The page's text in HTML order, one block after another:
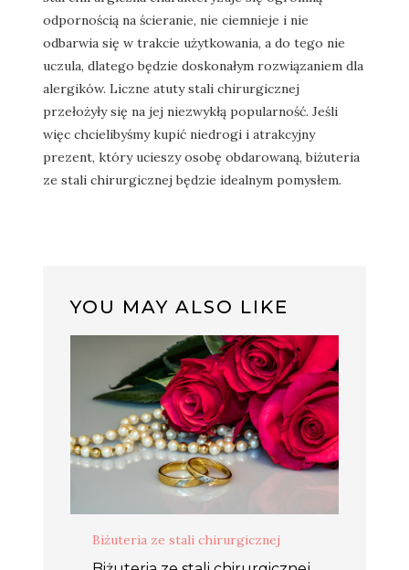
odpornością na ścieranie, nie ciemnieje i nie
odbarwia się w trakcie użytkowania, a do tego nie
uczula, dlatego będzie doskonałym rozwiązaniem dla
alergików. Liczne atuty stali chirurgicznej
przełożyły się na jej niezwykłą popularność. Jeśli
więc chcielibyśmy kupić niedrogi i atrakcyjny
prezent, który ucieszy osobę obdarowaną, biżuteria
ze stali chirurgicznej będzie idealnym pomysłem.
YOU MAY ALSO LIKE
Biżuteria ze stali chirurgicznej